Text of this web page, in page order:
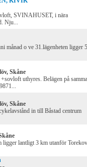
SVINAHUSET, i nära
Nju...
månad o ve 31.lägenheten ligger
Skåne
uthyres. Belägen på samma
Skåne
in till Båstad centrum
ligger lantligt 3 km utanför